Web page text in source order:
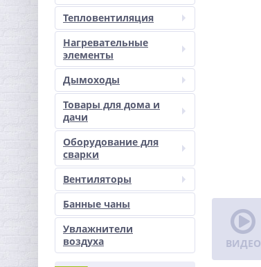
Тепловентиляция
Нагревательные
элементы
Дымоходы
Товары для дома и
дачи
Оборудование для
сварки
Вентиляторы
Банные чаны
Увлажнители
воздуха
ВИДЕО